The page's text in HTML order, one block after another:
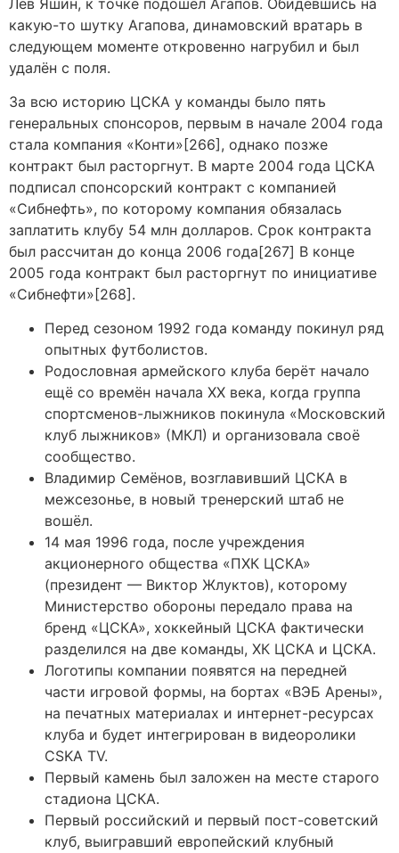
какую-то шутку Агапова, динамовский вратарь в
следующем моменте откровенно нагрубил и был
удалён с поля.
За всю историю ЦСКА у команды было пять
генеральных спонсоров, первым в начале 2004 года
стала компания «Конти»[266], однако позже
контракт был расторгнут. В марте 2004 года ЦСКА
подписал спонсорский контракт с компанией
«Сибнефть», по которому компания обязалась
заплатить клубу 54 млн долларов. Срок контракта
был рассчитан до конца 2006 года[267] В конце
2005 года контракт был расторгнут по инициативе
«Сибнефти»[268].
Перед сезоном 1992 года команду покинул ряд
опытных футболистов.
Родословная армейского клуба берёт начало
ещё со времён начала XX века, когда группа
спортсменов-лыжников покинула «Московский
клуб лыжников» (МКЛ) и организовала своё
сообщество.
Владимир Семёнов, возглавивший ЦСКА в
межсезонье, в новый тренерский штаб не
вошёл.
14 мая 1996 года, после учреждения
акционерного общества «ПХК ЦСКА»
(президент — Виктор Жлуктов), которому
Министерство обороны передало права на
бренд «ЦСКА», хоккейный ЦСКА фактически
разделился на две команды, ХК ЦСКА и ЦСКА.
Логотипы компании появятся на передней
части игровой формы, на бортах «ВЭБ Арены»,
на печатных материалах и интернет-ресурсах
клуба и будет интегрирован в видеоролики
CSKA TV.
Первый камень был заложен на месте старого
стадиона ЦСКА.
Первый российский и первый пост-советский
клуб, выигравший европейский клубный